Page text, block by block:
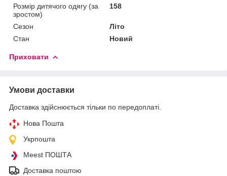
Розмір дитячого одягу (за
зростом)
158
Сезон
Літо
Стан
Новий
Приховати
Умови доставки
Доставка здійснюється тільки по передоплаті.
Нова Пошта
Укрпошта
Meest ПОШТА
Доставка поштою